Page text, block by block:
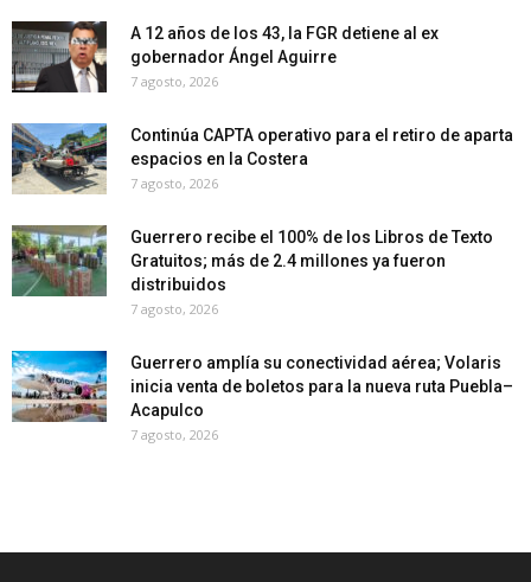
A 12 años de los 43, la FGR detiene al ex
gobernador Ángel Aguirre
7 agosto, 2026
Continúa CAPTA operativo para el retiro de aparta
espacios en la Costera
7 agosto, 2026
Guerrero recibe el 100% de los Libros de Texto
Gratuitos; más de 2.4 millones ya fueron
distribuidos
7 agosto, 2026
Guerrero amplía su conectividad aérea; Volaris
inicia venta de boletos para la nueva ruta Puebla–
Acapulco
7 agosto, 2026